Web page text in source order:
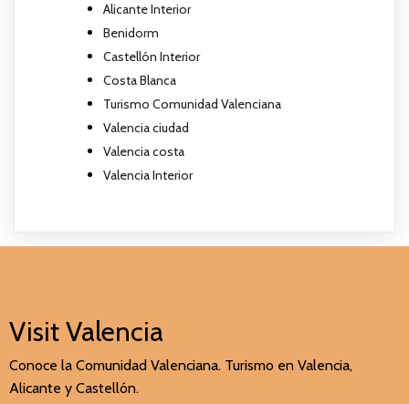
Alicante Interior
Benidorm
Castellón Interior
Costa Blanca
Turismo Comunidad Valenciana
Valencia ciudad
Valencia costa
Valencia Interior
Visit Valencia
Conoce la Comunidad Valenciana. Turismo en Valencia,
Alicante y Castellón.